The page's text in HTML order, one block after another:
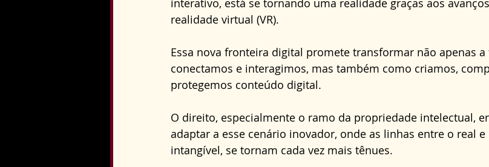
interativo, está se tornando uma realidade graças aos
realidade virtual (VR).
Essa nova fronteira digital promete transformar não apenas
conectamos e interagimos, mas também como criamos,
protegemos conteúdo digital.
O direito, especialmente o ramo da propriedade intelectual,
adaptar a esse cenário inovador, onde as linhas entre o real
intangível, se tornam cada vez mais tênues.